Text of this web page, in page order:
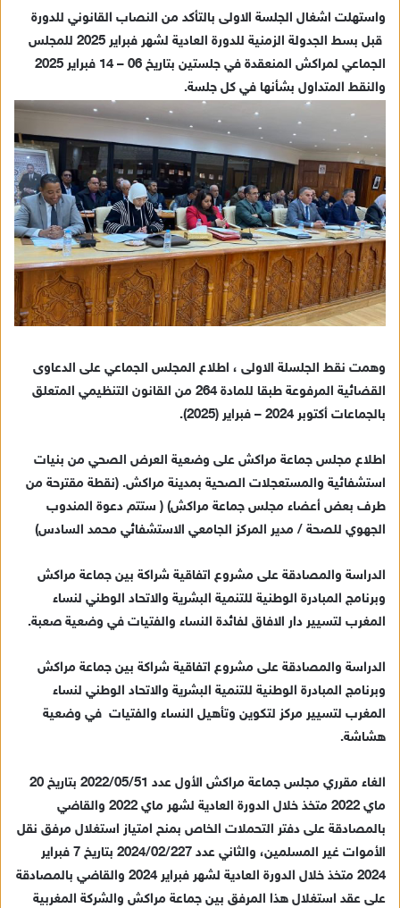
ك
ت
ر
و
ن
ي
ا
واستهلت اشغال الجلسة الاولى بالتأكد من النصاب القانوني للدورة
قبل بسط الجدولة الزمنية للدورة العادية لشهر فبراير 2025 للمجلس
الجماعي لمراكش المنعقدة في جلستين بتاريخ 06 – 14 فبراير 2025
والنقط المتداول بشأنها في كل جلسة.
وهمت نقط الجلسلة الاولى ، اطلاع المجلس الجماعي على الدعاوى
القضائية المرفوعة طبقا للمادة 264 من القانون التنظيمي المتعلق
بالجماعات أكتوبر 2024 – فبراير (2025).
اطلاع مجلس جماعة مراكش على وضعية العرض الصحي من بنيات
استشفائية والمستعجلات الصحية بمدينة مراكش. (نقطة مقترحة من
طرف بعض أعضاء مجلس جماعة مراكش) ( ستتم دعوة المندوب
الجهوي للصحة / مدير المركز الجامعي الاستشفائي محمد السادس)
الدراسة والمصادقة على مشروع اتفاقية شراكة بين جماعة مراكش
وبرنامج المبادرة الوطنية للتنمية البشرية والاتحاد الوطني لنساء
المغرب لتسيير دار الافاق لفائدة النساء والفتيات في وضعية صعبة.
الدراسة والمصادقة على مشروع اتفاقية شراكة بين جماعة مراكش
وبرنامج المبادرة الوطنية للتنمية البشرية والاتحاد الوطني لنساء
المغرب لتسيير مركز لتكوين وتأهيل النساء والفتيات في وضعية
هشاشة.
الغاء مقرري مجلس جماعة مراكش الأول عدد 2022/05/51 بتاريخ 20
ماي 2022 متخذ خلال الدورة العادية لشهر ماي 2022 والقاضي
بالمصادقة على دفتر التحملات الخاص بمنح امتياز استغلال مرفق نقل
الأموات غير المسلمين، والثاني عدد 2024/02/227 بتاريخ 7 فبراير
2024 متخذ خلال الدورة العادية لشهر فبراير 2024 والقاضي بالمصادقة
على عقد استغلال هذا المرفق بين جماعة مراكش والشركة المغربية